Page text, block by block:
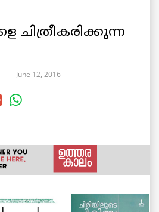
ചിത്രീകരിക്കുന്ന
June 12, 2016